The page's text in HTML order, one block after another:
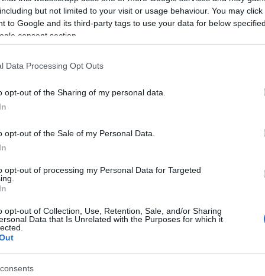
but not limited to your visit or usage behaviour. You may
to Google and its third-party tags to use your data for below
consent section.
Data Processing Opt Outs
opt-out of the Sharing of my personal data.
opt-out of the Sale of my Personal Data.
opt-out of processing my Personal Data for Targeted
opt-out of Collection, Use, Retention, Sale, and/or Sharing
Data that Is Unrelated with the Purposes for which it
magia del Red Valley. Ecco i primi nomi
dell’organizzazione. Il 14 agosto sul
in Italia ci saranno
un big delle rime l’altro. In apertura,
agostoSfera Ebbasta, ormai habitué del
, quest’ultimo un anno fa saliva sul palco di
uno dei protagonisti del festival di
ascoltati in streaming. In apertura
nazionali?